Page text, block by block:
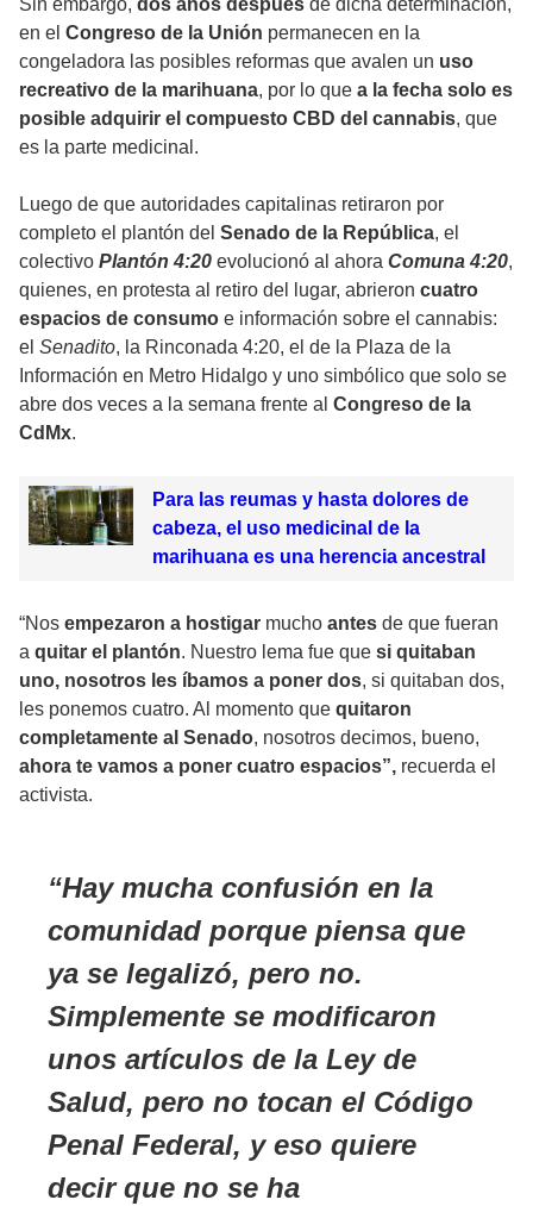
Sin embargo, dos años después de dicha determinación,
en el Congreso de la Unión permanecen en la
congeladora las posibles reformas que avalen un uso
recreativo de la marihuana, por lo que a la fecha solo es
posible adquirir el compuesto CBD del cannabis, que
es la parte medicinal.
Luego de que autoridades capitalinas retiraron por
completo el plantón del Senado de la República, el
colectivo Plantón 4:20 evolucionó al ahora Comuna 4:20,
quienes, en protesta al retiro del lugar, abrieron cuatro
espacios de consumo e información sobre el cannabis:
el Senadito, la Rinconada 4:20, el de la Plaza de la
Información en Metro Hidalgo y uno simbólico que solo se
abre dos veces a la semana frente al Congreso de la
CdMx.
Para las reumas y hasta dolores de
cabeza, el uso medicinal de la
marihuana es una herencia ancestral
“Nos empezaron a hostigar mucho antes de que fueran
a quitar el plantón. Nuestro lema fue que si quitaban
uno, nosotros les íbamos a poner dos, si quitaban dos,
les ponemos cuatro. Al momento que quitaron
completamente al Senado, nosotros decimos, bueno,
ahora te vamos a poner cuatro espacios”, recuerda el
activista.
Hay mucha confusión en la
comunidad porque piensa que
ya se legalizó, pero no.
Simplemente se modificaron
unos artículos de la Ley de
Salud, pero no tocan el Código
Penal Federal, y eso quiere
decir que no se ha